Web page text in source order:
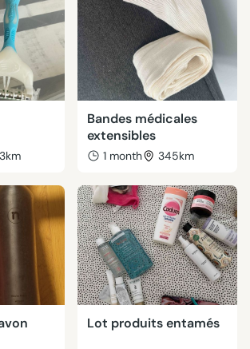
Bandes médicales
extensibles
1 month 345km
Lot produits entamés